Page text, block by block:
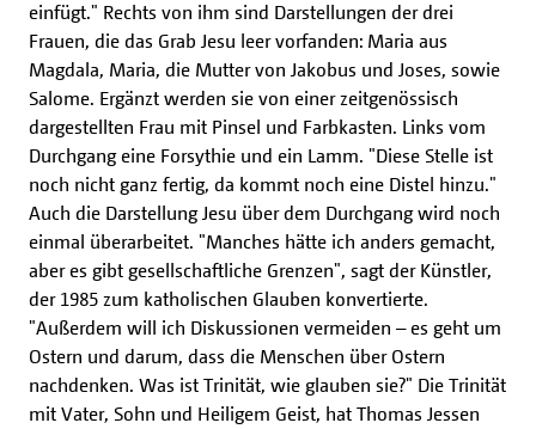
einfügt." Rechts von ihm sind Darstellungen der drei
Frauen, die das Grab Jesu leer vorfanden: Maria aus
Magdala, Maria, die Mutter von Jakobus und Joses, sowie
Salome. Ergänzt werden sie von einer zeitgenössisch
dargestellten Frau mit Pinsel und Farbkasten. Links vom
Durchgang eine Forsythie und ein Lamm. "Diese Stelle ist
noch nicht ganz fertig, da kommt noch eine Distel hinzu."
Auch die Darstellung Jesu über dem Durchgang wird noch
einmal überarbeitet. "Manches hätte ich anders gemacht,
aber es gibt gesellschaftliche Grenzen", sagt der Künstler,
der 1985 zum katholischen Glauben konvertierte.
"Außerdem will ich Diskussionen vermeiden – es geht um
Ostern und darum, dass die Menschen über Ostern
nachdenken. Was ist Trinität, wie glauben sie?" Die Trinität
mit Vater, Sohn und Heiligem Geist, hat Thomas Jessen